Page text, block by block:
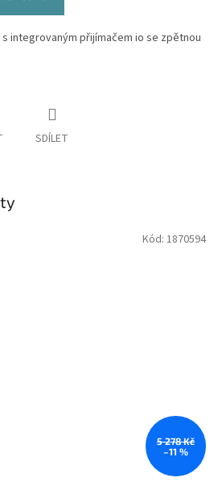
integrovaným přijímačem io se zpětnou
SDÍLET
5 278 Kč
–11 %
Kód: 1870594